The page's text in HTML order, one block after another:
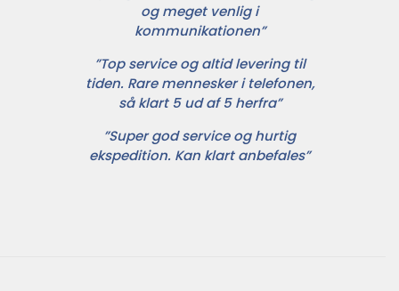
og meget venlig i
kommunikationen”
”Top service og altid levering til
tiden. Rare mennesker i telefonen,
så klart 5 ud af 5 herfra”
”Super god service og hurtig
ekspedition. Kan klart anbefales”